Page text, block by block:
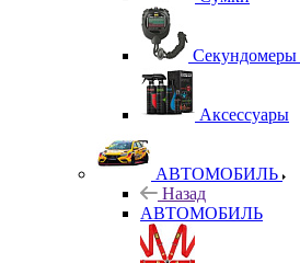
Секундомеры
Аксессуары
АВТОМОБИЛЬ
Назад
АВТОМОБИЛЬ